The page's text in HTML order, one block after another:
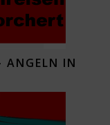
ANGELN IN